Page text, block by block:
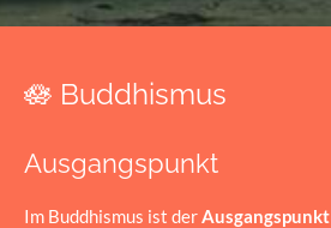
🪷 Buddhismus
Ausgangspunkt
Im Buddhismus ist derAusgangspunkt